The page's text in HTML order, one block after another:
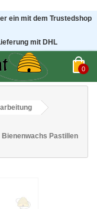
ein mit dem Trustedshop
mit DHL
0
Bienenwachs Pastillen